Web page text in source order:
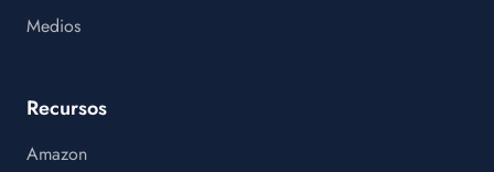
Medios
Recursos
Amazon